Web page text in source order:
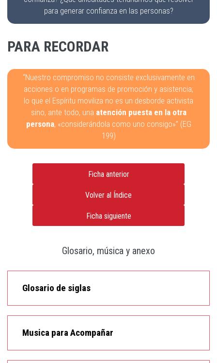
para generar confianza en las personas?
PARA RECORDAR
“Nuestro compromiso no consiste exclusivamente en
acciones o en programas de promoción y asistencia;
lo que el Espíritu moviliza no es un desborde activista
sino, ante todo, una atención puesta en la otra
persona, «considerándola como uno consigo»” (EG
199)
Ficha anterior
Volver al Índice
Ficha siguiente
Glosario, música y anexo
Glosario de siglas
Musica para Acompañar